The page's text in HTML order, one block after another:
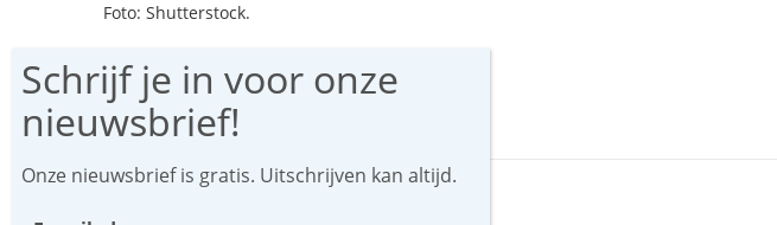
Foto: Shutterstock.
Deel via:
F
a
c
T
w
itt ai
h
at k
Onze nieuwsbrief is gratis. Uitschrijven kan altijd.